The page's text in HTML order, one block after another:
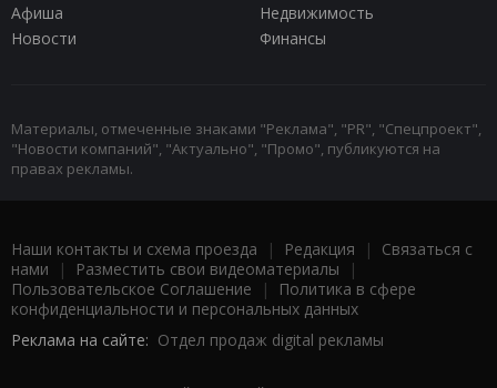
Афиша
Недвижимость
Новости
Финансы
Материалы, отмеченные знаками "Реклама", "PR", "Спецпроект",
"Новости компаний", "Актуально", "Промо", публикуются на
правах рекламы.
Наши контакты и схема проезда | Редакция | Связаться с
нами | Разместить свои видеоматериалы |
Пользовательское Соглашение |
Политика в сфере
конфиденциальности и персональных данных
Реклама на сайте: Отдел продаж digital рекламы